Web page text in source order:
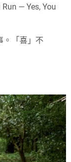
— Yes, You
。「喜」不